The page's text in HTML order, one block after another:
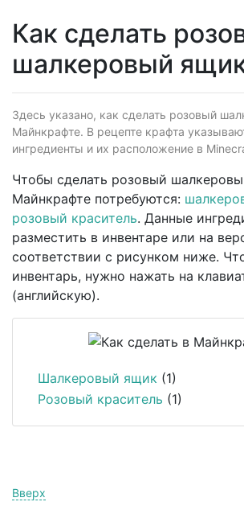
Как сделать
шалкеровый
Здесь указано, как сделать розовый
Майнкрафте. В рецепте крафта
ингредиенты и их расположение в
Чтобы сделать розовый
Майнкрафте потребуются:
розовый краситель. Данные
разместить в инвентаре или на
соответствии с рисунком ниже.
инвентарь, нужно нажать на
(английскую).
Шалкеровый ящик (1)
Розовый краситель (1)
Вверх